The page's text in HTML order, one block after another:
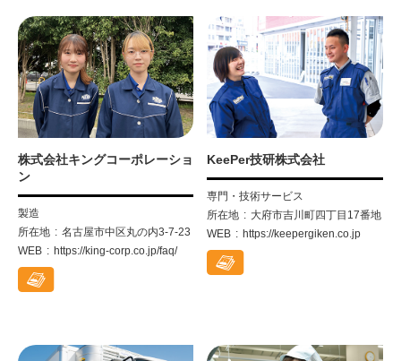
株式会社キングコーポレーショ
ン
製造
所在地
名古屋市中区丸の内3-7-23
WEB
https://king-corp.co.jp/faq/
KeePer技研株式会社
専門・技術サービス
所在地
大府市吉川町四丁目17番地
WEB
https://keepergiken.co.jp